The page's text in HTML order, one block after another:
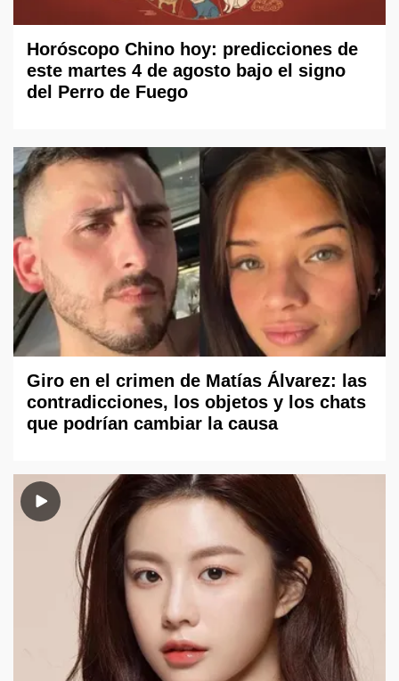
Horóscopo Chino hoy: predicciones de
este martes 4 de agosto bajo el signo
del Perro de Fuego
Giro en el crimen de Matías Álvarez: las
contradicciones, los objetos y los chats
que podrían cambiar la causa